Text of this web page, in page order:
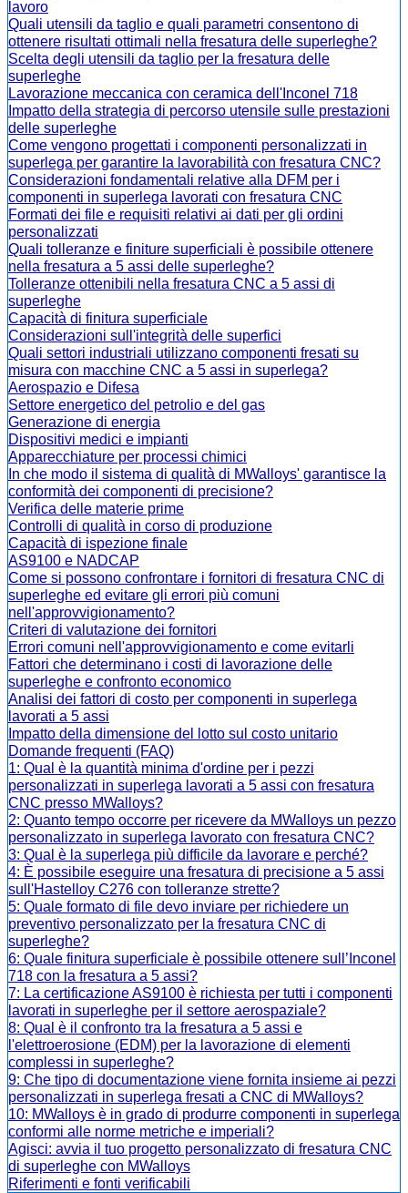
lavoro
Quali utensili da taglio e quali parametri consentono di
ottenere risultati ottimali nella fresatura delle superleghe?
Scelta degli utensili da taglio per la fresatura delle
superleghe
Lavorazione meccanica con ceramica dell'Inconel 718
Impatto della strategia di percorso utensile sulle prestazioni
delle superleghe
Come vengono progettati i componenti personalizzati in
superlega per garantire la lavorabilità con fresatura CNC?
Considerazioni fondamentali relative alla DFM per i
componenti in superlega lavorati con fresatura CNC
Formati dei file e requisiti relativi ai dati per gli ordini
personalizzati
Quali tolleranze e finiture superficiali è possibile ottenere
nella fresatura a 5 assi delle superleghe?
Tolleranze ottenibili nella fresatura CNC a 5 assi di
superleghe
Capacità di finitura superficiale
Considerazioni sull'integrità delle superfici
Quali settori industriali utilizzano componenti fresati su
misura con macchine CNC a 5 assi in superlega?
Aerospazio e Difesa
Settore energetico del petrolio e del gas
Generazione di energia
Dispositivi medici e impianti
Apparecchiature per processi chimici
In che modo il sistema di qualità di MWalloys' garantisce la
conformità dei componenti di precisione?
Verifica delle materie prime
Controlli di qualità in corso di produzione
Capacità di ispezione finale
AS9100 e NADCAP
Come si possono confrontare i fornitori di fresatura CNC di
superleghe ed evitare gli errori più comuni
nell'approvvigionamento?
Criteri di valutazione dei fornitori
Errori comuni nell'approvvigionamento e come evitarli
Fattori che determinano i costi di lavorazione delle
superleghe e confronto economico
Analisi dei fattori di costo per componenti in superlega
lavorati a 5 assi
Impatto della dimensione del lotto sul costo unitario
Domande frequenti (FAQ)
1: Qual è la quantità minima d'ordine per i pezzi
personalizzati in superlega lavorati a 5 assi con fresatura
CNC presso MWalloys?
2: Quanto tempo occorre per ricevere da MWalloys un pezzo
personalizzato in superlega lavorato con fresatura CNC?
3: Qual è la superlega più difficile da lavorare e perché?
4: È possibile eseguire una fresatura di precisione a 5 assi
sull'Hastelloy C276 con tolleranze strette?
5: Quale formato di file devo inviare per richiedere un
preventivo personalizzato per la fresatura CNC di
superleghe?
6: Quale finitura superficiale è possibile ottenere sull’Inconel
718 con la fresatura a 5 assi?
7: La certificazione AS9100 è richiesta per tutti i componenti
lavorati in superleghe per il settore aerospaziale?
8: Qual è il confronto tra la fresatura a 5 assi e
l'elettroerosione (EDM) per la lavorazione di elementi
complessi in superleghe?
9: Che tipo di documentazione viene fornita insieme ai pezzi
personalizzati in superlega fresati a CNC di MWalloys?
10: MWalloys è in grado di produrre componenti in superlega
conformi alle norme metriche e imperiali?
Agisci: avvia il tuo progetto personalizzato di fresatura CNC
di superleghe con MWalloys
Riferimenti e fonti verificabili